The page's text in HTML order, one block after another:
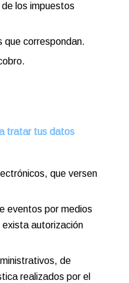
los impuestos
que correspondan.
tratar tus datos
que versen
eventos por medios
autorización
de
realizados por el